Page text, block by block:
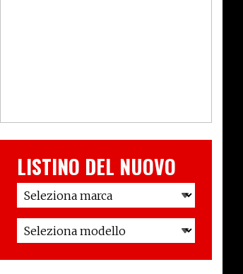
LISTINO DEL NUOVO